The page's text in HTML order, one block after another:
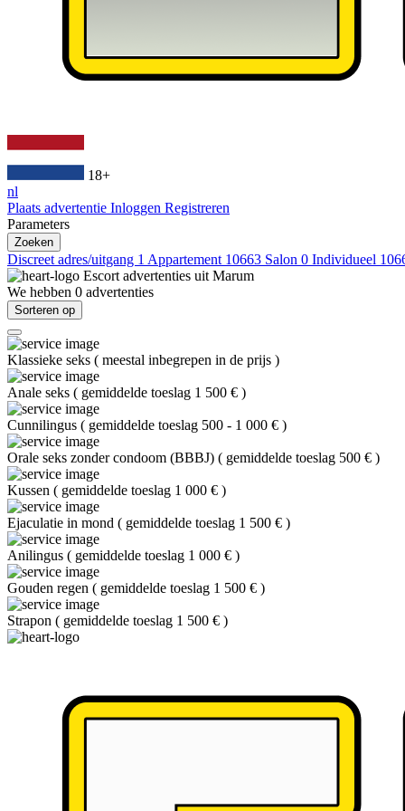
18+
nl
Plaats advertentie Inloggen Registreren
Parameters
Zoeken
Discreet adres/uitgang 1 Appartement 10663 Salon 0 Individueel
Escort advertenties uit Marum
We hebben 0 advertenties
Sorteren op
Klassieke seks ( meestal inbegrepen in de prijs )
Anale seks ( gemiddelde toeslag 1 500 € )
Cunnilingus ( gemiddelde toeslag 500 - 1 000 € )
Orale seks zonder condoom (BBBJ) ( gemiddelde toeslag 500 € )
Kussen ( gemiddelde toeslag 1 000 € )
Ejaculatie in mond ( gemiddelde toeslag 1 500 € )
Anilingus ( gemiddelde toeslag 1 000 € )
Gouden regen ( gemiddelde toeslag 1 500 € )
Strapon ( gemiddelde toeslag 1 500 € )